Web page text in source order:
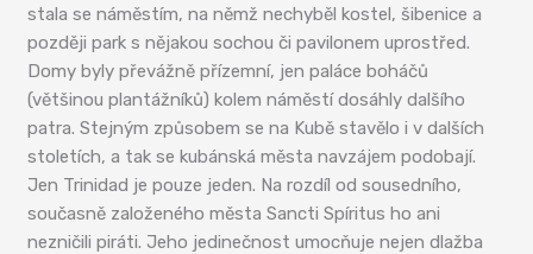
stala se náměstím, na němž nechyběl kostel, šibenice a
později park s nějakou sochou či pavilonem uprostřed.
Domy byly převážně přízemní, jen paláce boháčů
(většinou plantážníků) kolem náměstí dosáhly dalšího
patra. Stejným způsobem se na Kubě stavělo i v dalších
stoletích, a tak se kubánská města navzájem podobají.
Jen Trinidad je pouze jeden. Na rozdíl od sousedního,
současně založeného města Sancti Spíritus ho ani
nezničili piráti. Jeho jedinečnost umocňuje nejen dlažba